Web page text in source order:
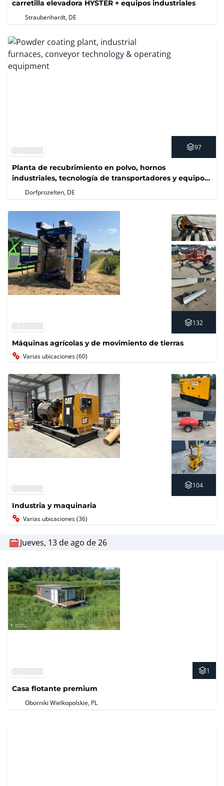
carretilla elevadora HYSTER + equipos industriales
Straubenhardt, DE
97
Planta de recubrimiento en polvo, hornos
industriales, tecnología de transportadores y equipos
operativos
Dorfprozelten, DE
132
Máquinas agrícolas y de movimiento de tierras
Varias ubicaciones (60)
104
Industria y maquinaria
Varias ubicaciones (36)
Jueves, 13 de ago de 26
1
Casa flotante premium
Oborniki Wielkopolskie, PL